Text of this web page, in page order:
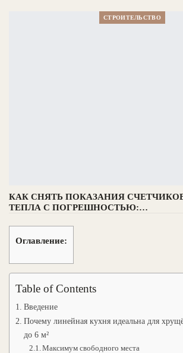
СТРОИТЕЛЬСТВО
КАК СНЯТЬ ПОКАЗАНИЯ
ТЕПЛА С ПОГРЕШНОСТЬЮ:…
Оглавление:
Table of Contents
Введение
Почему линейная кухня идеальна для
до 6 м²
Максимум свободного места